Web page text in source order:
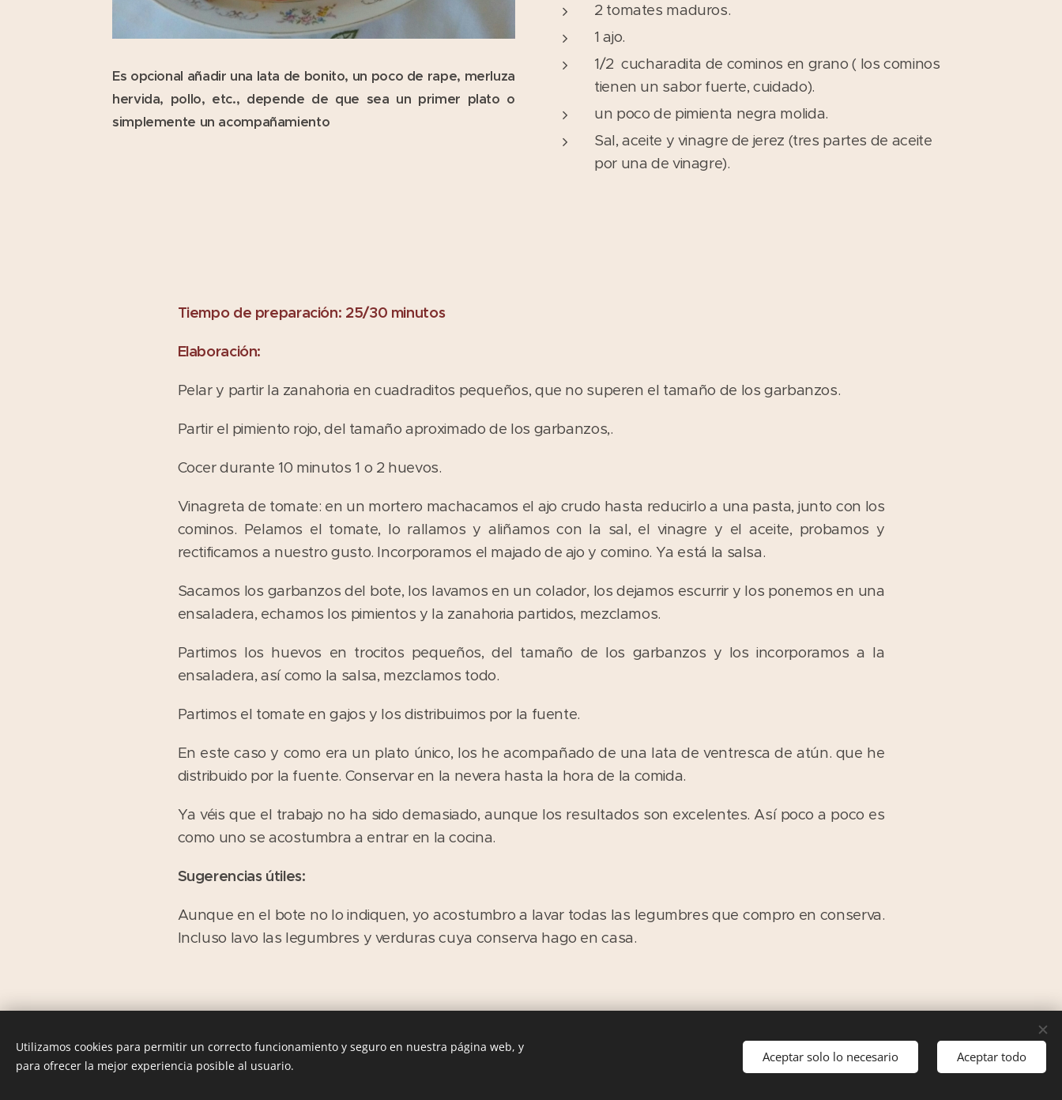
Es opcional añadir una lata de bonito, un poco de rape, merluza
hervida, pollo, etc., depende de que sea un primer plato o
simplemente un acompañamiento
2 tomates maduros.
1 ajo.
1/2 cucharadita de cominos en grano ( los cominos
tienen un sabor fuerte, cuidado).
un poco de pimienta negra molida.
Sal, aceite y vinagre de jerez (tres partes de aceite
por una de vinagre).
Tiempo de preparación: 25/30 minutos
Elaboración:
Pelar y partir la zanahoria en cuadraditos pequeños, que no superen el tamaño de los garbanzos.
Partir el pimiento rojo, del tamaño aproximado de los garbanzos,.
Cocer durante 10 minutos 1 o 2 huevos.
Vinagreta de tomate: en un mortero machacamos el ajo crudo hasta reducirlo a una pasta, junto con los
cominos. Pelamos el tomate, lo rallamos y aliñamos con la sal, el vinagre y el aceite, probamos y
rectificamos a nuestro gusto. Incorporamos el majado de ajo y comino. Ya está la salsa.
Sacamos los garbanzos del bote, los lavamos en un colador, los dejamos escurrir y los ponemos en una
ensaladera, echamos los pimientos y la zanahoria partidos, mezclamos.
Partimos los huevos en trocitos pequeños, del tamaño de los garbanzos y los incorporamos a la
ensaladera, así como la salsa, mezclamos todo.
Partimos el tomate en gajos y los distribuimos por la fuente.
En este caso y como era un plato único, los he acompañado de una lata de ventresca de atún. que he
distribuido por la fuente. Conservar en la nevera hasta la hora de la comida.
Ya véis que el trabajo no ha sido demasiado, aunque los resultados son excelentes. Así poco a poco es
como uno se acostumbra a entrar en la cocina.
Sugerencias útiles:
Aunque en el bote no lo indiquen, yo acostumbro a lavar todas las legumbres que compro en conserva.
Incluso lavo las legumbres y verduras cuya conserva hago en casa.
Las Comiditas de Mami. Recetas con Historia © 2016
Utilizamos cookies para permitir un correcto funcionamiento y seguro en nuestra página web, y
para ofrecer la mejor experiencia posible al usuario.
Aceptar solo lo necesario Aceptar todo